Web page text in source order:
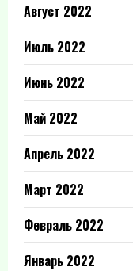
Август 2022
Июль 2022
Июнь 2022
Май 2022
Апрель 2022
Март 2022
Февраль 2022
Январь 2022